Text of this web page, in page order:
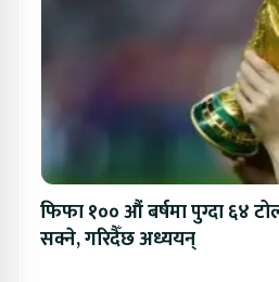
फिफा १०० औं बर्षमा पुग्दा ६४
सक्ने, गरिदैँछ अध्ययन्